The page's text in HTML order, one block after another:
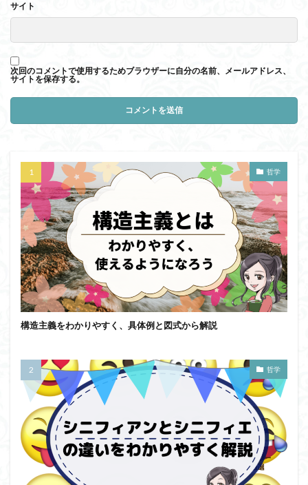
サイト
次回のコメントで使用するためブラウザーに自分の名前、メールアドレス、
サイトを保存する。
哲学
構造主義をわかりやすく、具体例と図式から解説
哲学